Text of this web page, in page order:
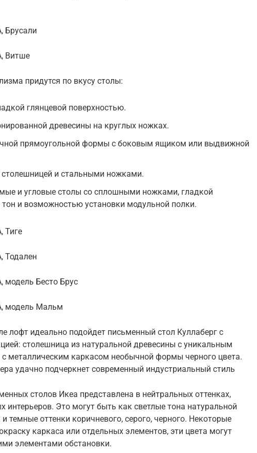
Брусали
Витше
придутся по вкусу столы:
глянцевой поверхностью.
древесины на круглых ножках.
прямоугольной формы с боковым ящиком или выдвижной
столешницей и стальными ножками.
и угловые столы со сплошными ножками, гладкой
и возможностью установки модульной полки.
Тиге
Тодален
модель Бесто Брус
модель Мальм
лофт идеально подойдет письменный стол Куллаберг с
столешница из натуральной древесины с уникальным
с металлическим каркасом необычной формы черного цвета.
удачно подчеркнет современный индустриальный стиль
столов Икеа представлена в нейтральных оттенках,
Это могут быть как светлые тона натуральной
темные оттенки коричневого, серого, черного. Некоторые
каркаса или отдельных элементов, эти цвета могут
элементами обстановки.